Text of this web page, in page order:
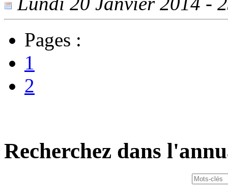
Pages :
1
2
Recherchez dans